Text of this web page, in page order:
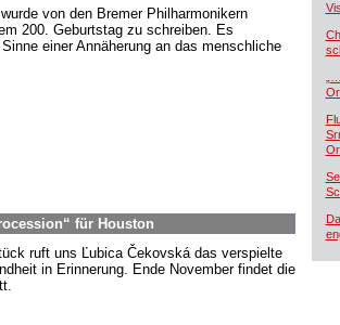
von den Bremer Philharmonikern
200. Geburtstag zu schreiben. Es
einer Annäherung an das menschliche
für Houston
ruft uns Ľubica Čekovská das verspielte
in Erinnerung. Ende November findet die